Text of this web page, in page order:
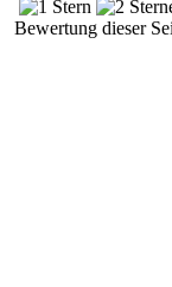
Bewertung dieser